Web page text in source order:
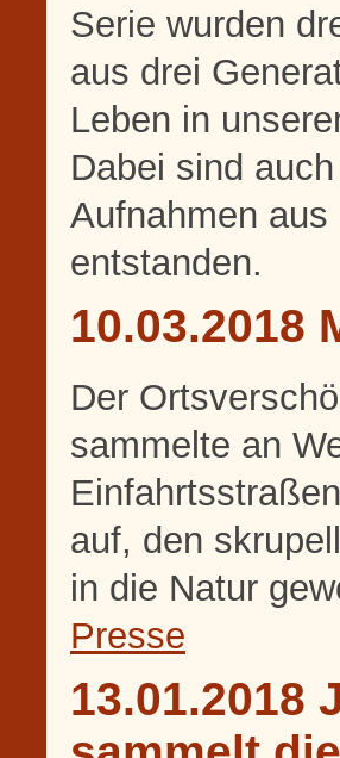
Serie wurden
aus drei
Leben in
Dabei sind
Aufnahmen
entstanden.
10.03.2018
Der
sammelte an
auf, den
in die Natur
Presse
13.01.2018